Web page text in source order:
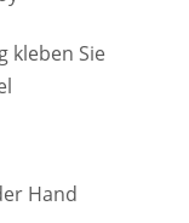
kleben Sie
Hand